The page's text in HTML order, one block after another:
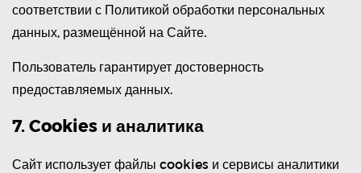
соответствии с Политикой обработки персональных
данных, размещённой на Сайте.
Пользователь гарантирует достоверность
предоставляемых данных.
7. Cookies и аналитика
Сайт использует файлы cookies и сервисы аналитики